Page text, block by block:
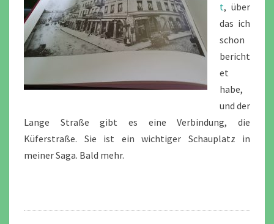
t, über
das ich
schon
bericht
et
habe,
und der
Lange Straße gibt es eine Verbindung, die
Küferstraße. Sie ist ein wichtiger Schauplatz in
meiner Saga. Bald mehr.